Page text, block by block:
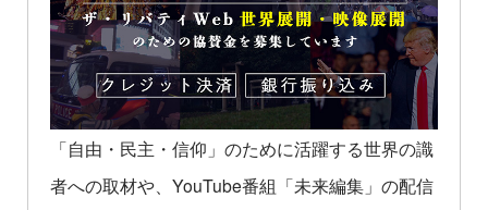
「自由・民主・信仰」のために活躍する世界の識
者への取材や、YouTube番組「未来編集」の配信